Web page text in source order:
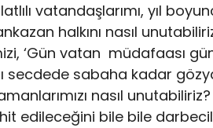
vatandaşlarımı, yıl
halkını nasıl
‘Gün vatan müdafaası
secdede sabaha kadar
nasıl
edileceğini bile bile